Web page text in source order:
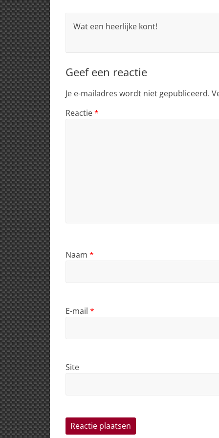
Wat een heerlijke kont!
Geef een reactie
Je e-mailadres wordt niet gepubliceerd.
Reactie*
Naam *
E-mail *
Site